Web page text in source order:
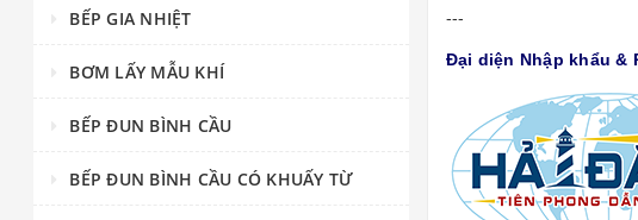
---
Đại diện Nhập khẩu &
BẾP GIA NHIỆT
BƠM LẤY MẪU KHÍ
BẾP ĐUN BÌNH CẦU
BẾP ĐUN BÌNH CẦU CÓ KHUẤY TỪ